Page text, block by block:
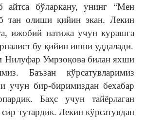
айтса бўларкану, унинг “Мен
тан олиши қийин экан. Лекин
ижобий натижа учун курашга
бу қийин ишни уддалади.
Нилуфар Умрзоқова билан яхши
Баъзан кўрсатувларимиз
учун бир-биримиздан бехабар
Баҳс учун тайёрлаган
тутардик. Лекин кўрсатувдан